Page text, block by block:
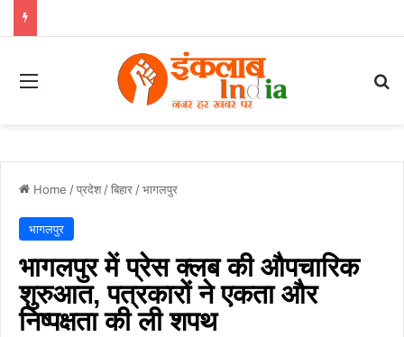
Menu
Home /प्रदेश /बिहार /भागलपुर
भागलपुर
भागलपुर में प्रेस क्लब की औपचारिक
शुरुआत, पत्रकारों ने एकता और
निष्पक्षता की ली शपथ